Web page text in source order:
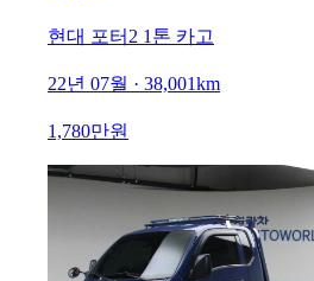
현대 포터2 1톤 카고
22년 07월 · 38,001km
1,780만원